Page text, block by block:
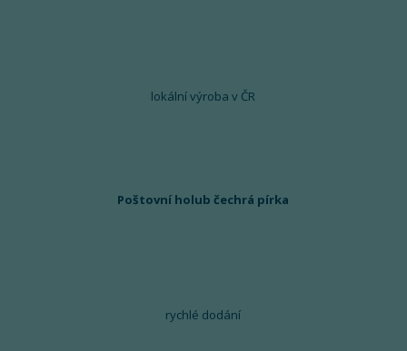
lokální výroba v ČR
Poštovní holub čechrá pírka
rychlé dodání